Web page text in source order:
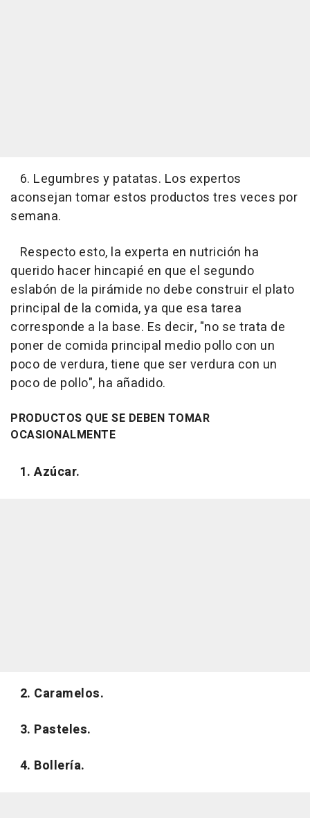
6. Legumbres y patatas. Los expertos
aconsejan tomar estos productos tres veces por
semana.
Respecto esto, la experta en nutrición ha
querido hacer hincapié en que el segundo
eslabón de la pirámide no debe construir el plato
principal de la comida, ya que esa tarea
corresponde a la base. Es decir, "no se trata de
poner de comida principal medio pollo con un
poco de verdura, tiene que ser verdura con un
poco de pollo", ha añadido.
PRODUCTOS QUE SE DEBEN TOMAR
OCASIONALMENTE
1. Azúcar.
2. Caramelos.
3. Pasteles.
4. Bollería.